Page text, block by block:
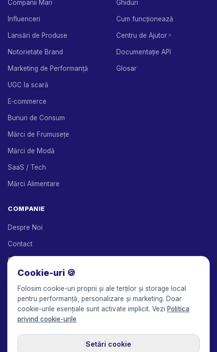
Companii Mari
Influenceri
Lansări de Produse
Notorietate Brand
Marketing de Performanță
UGC la scară
E‑commerce
Bunuri de Consum
Mărci de Frumusețe
Mărci de Modă
SaaS / Tech
Mărci Alimentare
Ghiduri
Cum funcționează
Centru de Ajutor
Documentație API
Glosar
COMPANIE
Despre Noi
Contact
Parteneri de Soluții
Program de Afiliere
Prețuri
Keepface for AI
Cookie-uri 🍪
Folosim cookie-uri proprii și ale terților și storage local
pentru performanță, personalizare și marketing. Doar
cookie-urile esențiale sunt activate implicit. Vezi Politica
privind cookie-urile
Setări cookie